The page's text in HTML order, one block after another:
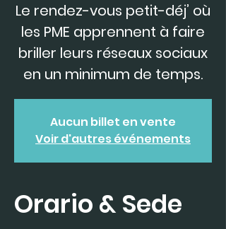
Le rendez-vous petit-déj’ où
les PME apprennent à faire
briller leurs réseaux sociaux
en un minimum de temps.
Aucun billet en vente
Voir d'autres événements
Orario & Sede